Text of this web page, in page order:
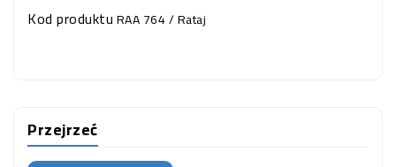
Kod produktuRAA 764 / Rataj
Przejrzeć